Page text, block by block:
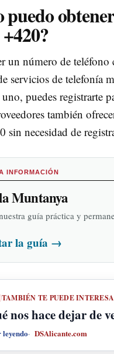
puedo
un número de
servicios de telefonía
puedes registrarte
también
sin necesidad de
INFORMACIÓN
Muntanya
guía práctica y
la guía →
TAMBIÉN TE PUEDE
nos hace dejar de
leyendo DSAlicante.com